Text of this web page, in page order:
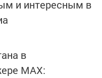
и интересным в
в
MАХ: